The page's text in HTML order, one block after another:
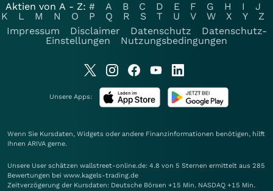
Aktien von A - Z: # A B C D E F G H I
J
K
L M N O P Q R S T U V W X Y
Z
Impressum
Disclaimer Datenschutz
Datenschutz-
Einstellungen
Nutzungsbedingungen
Unsere Apps:
Wenn Sie Kursdaten, Widgets oder andere Finanzinformationen benötigen, hilft
Ihnen ARIVA gerne.
Unsere User schätzen wallstreet-online.de: 4.8 von 5 Sternen ermittelt aus 285
Bewertungen bei www.kagels-trading.de
Zeitverzögerung der Kursdaten: Deutsche Börsen +15 Min. NASDAQ +15 Min.